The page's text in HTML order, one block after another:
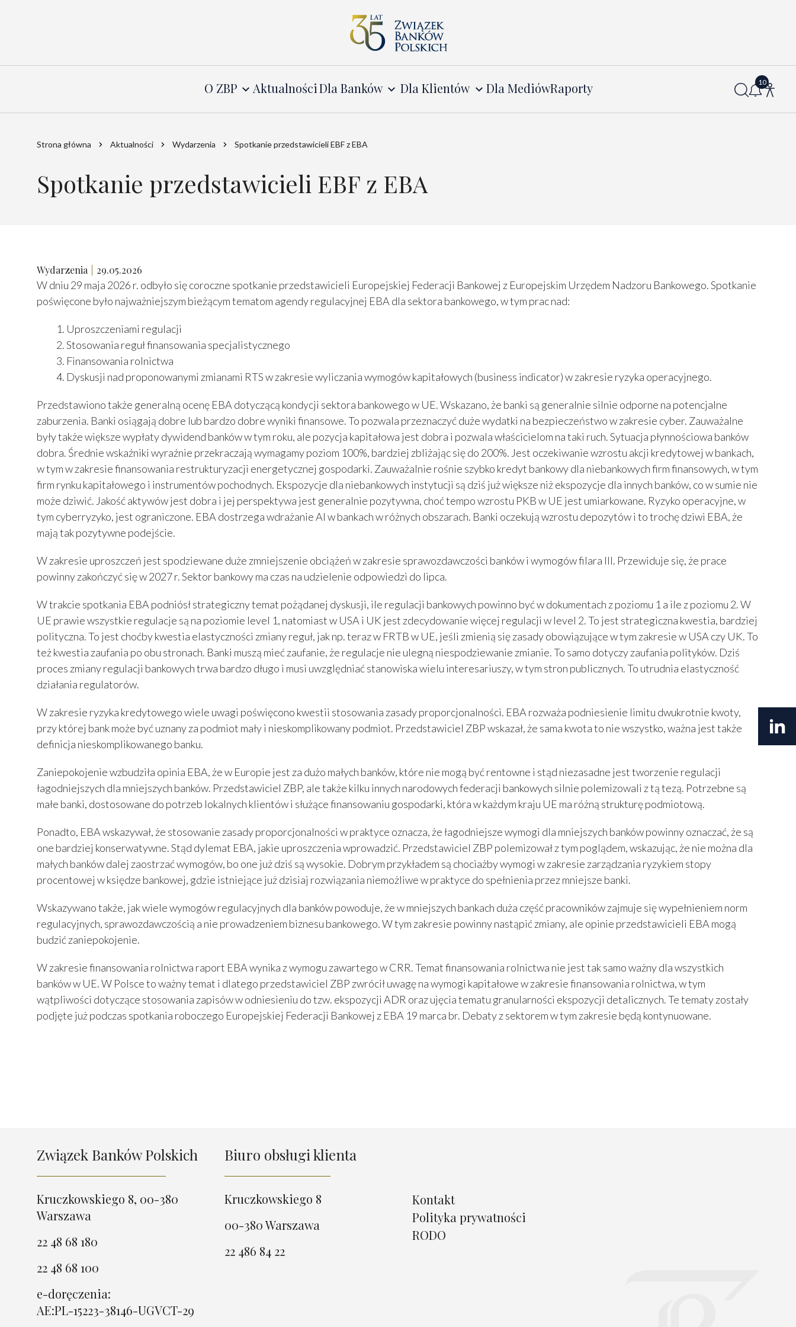
O ZBP AktualnościDla Banków Dla Klientów Dla MediówRaporty
Strona główna Aktualności Wydarzenia Spotkanie przedstawicieli EBF z EBA
Spotkanie przedstawicieli EBF z EBA
Wydarzenia 29.05.2026
W dniu 29 maja 2026 r. odbyło się coroczne spotkanie przedstawicieli Europejskiej Federacji Bankowej z Europejskim Urzędem Nadzoru Bankowego. Spotkanie
poświęcone było najważniejszym bieżącym tematom agendy regulacyjnej EBA dla sektora bankowego, w tym prac nad:
Uproszczeniami regulacji
Stosowania reguł finansowania specjalistycznego
Finansowania rolnictwa
Dyskusji nad proponowanymi zmianami RTS w zakresie wyliczania wymogów kapitałowych (business indicator) w zakresie ryzyka operacyjnego.
Przedstawiono także generalną ocenę EBA dotyczącą kondycji sektora bankowego w UE. Wskazano, że banki są generalnie silnie odporne na potencjalne
zaburzenia. Banki osiągają dobre lub bardzo dobre wyniki finansowe. To pozwala przeznaczyć duże wydatki na bezpieczeństwo w zakresie cyber. Zauważalne
były także większe wypłaty dywidend banków w tym roku, ale pozycja kapitałowa jest dobra i pozwala właścicielom na taki ruch. Sytuacja płynnościowa banków
dobra. Średnie wskaźniki wyraźnie przekraczają wymagamy poziom 100%, bardziej zbliżając się do 200%. Jest oczekiwanie wzrostu akcji kredytowej w bankach,
w tym w zakresie finansowania restrukturyzacji energetycznej gospodarki. Zauważalnie rośnie szybko kredyt bankowy dla niebankowych firm finansowych, w tym
firm rynku kapitałowego i instrumentów pochodnych. Ekspozycje dla niebankowych instytucji są dziś już większe niż ekspozycje dla innych banków, co w sumie nie
może dziwić. Jakość aktywów jest dobra i jej perspektywa jest generalnie pozytywna, choć tempo wzrostu PKB w UE jest umiarkowane. Ryzyko operacyjne, w
tym cyberryzyko, jest ograniczone. EBA dostrzega wdrażanie AI w bankach w różnych obszarach. Banki oczekują wzrostu depozytów i to trochę dziwi EBA, że
mają tak pozytywne podejście.
W zakresie uproszczeń jest spodziewane duże zmniejszenie obciążeń w zakresie sprawozdawczości banków i wymogów filara III. Przewiduje się, że prace
powinny zakończyć się w 2027 r. Sektor bankowy ma czas na udzielenie odpowiedzi do lipca.
W trakcie spotkania EBA podniósł strategiczny temat pożądanej dyskusji, ile regulacji bankowych powinno być w dokumentach z poziomu 1 a ile z poziomu 2. W
UE prawie wszystkie regulacje są na poziomie level 1, natomiast w USA i UK jest zdecydowanie więcej regulacji w level 2. To jest strategiczna kwestia, bardziej
polityczna. To jest choćby kwestia elastyczności zmiany reguł, jak np. teraz w FRTB w UE, jeśli zmienią się zasady obowiązujące w tym zakresie w USA czy UK. To
też kwestia zaufania po obu stronach. Banki muszą mieć zaufanie, że regulacje nie ulegną niespodziewanie zmianie. To samo dotyczy zaufania polityków. Dziś
proces zmiany regulacji bankowych trwa bardzo długo i musi uwzględniać stanowiska wielu interesariuszy, w tym stron publicznych. To utrudnia elastyczność
działania regulatorów.
W zakresie ryzyka kredytowego wiele uwagi poświęcono kwestii stosowania zasady proporcjonalności. EBA rozważa podniesienie limitu dwukrotnie kwoty,
przy której bank może być uznany za podmiot mały i nieskomplikowany podmiot. Przedstawiciel ZBP wskazał, że sama kwota to nie wszystko, ważna jest także
definicja nieskomplikowanego banku.
Zaniepokojenie wzbudziła opinia EBA, że w Europie jest za dużo małych banków, które nie mogą być rentowne i stąd niezasadne jest tworzenie regulacji
łagodniejszych dla mniejszych banków. Przedstawiciel ZBP, ale także kilku innych narodowych federacji bankowych silnie polemizowali z tą tezą. Potrzebne są
małe banki, dostosowane do potrzeb lokalnych klientów i służące finansowaniu gospodarki, która w każdym kraju UE ma różną strukturę podmiotową.
Ponadto, EBA wskazywał, że stosowanie zasady proporcjonalności w praktyce oznacza, że łagodniejsze wymogi dla mniejszych banków powinny oznaczać, że są
one bardziej konserwatywne. Stąd dylemat EBA, jakie uproszczenia wprowadzić. Przedstawiciel ZBP polemizował z tym poglądem, wskazując, że nie można dla
małych banków dalej zaostrzać wymogów, bo one już dziś są wysokie. Dobrym przykładem są chociażby wymogi w zakresie zarządzania ryzykiem stopy
procentowej w księdze bankowej, gdzie istniejące już dzisiaj rozwiązania niemożliwe w praktyce do spełnienia przez mniejsze banki.
Wskazywano także, jak wiele wymogów regulacyjnych dla banków powoduje, że w mniejszych bankach duża część pracowników zajmuje się wypełnieniem norm
regulacyjnych, sprawozdawczością a nie prowadzeniem biznesu bankowego. W tym zakresie powinny nastąpić zmiany, ale opinie przedstawicieli EBA mogą
budzić zaniepokojenie.
W zakresie finansowania rolnictwa raport EBA wynika z wymogu zawartego w CRR. Temat finansowania rolnictwa nie jest tak samo ważny dla wszystkich
banków w UE. W Polsce to ważny temat i dlatego przedstawiciel ZBP zwrócił uwagę na wymogi kapitałowe w zakresie finansowania rolnictwa, w tym
wątpliwości dotyczące stosowania zapisów w odniesieniu do tzw. ekspozycji ADR oraz ujęcia tematu granularności ekspozycji detalicznych. Te tematy zostały
podjęte już podczas spotkania roboczego Europejskiej Federacji Bankowej z EBA 19 marca br. Debaty z sektorem w tym zakresie będą kontynuowane.
Związek Banków Polskich
Kruczkowskiego 8, 00-380
Warszawa
22 48 68 180
22 48 68 100
e-doręczenia:
AE:PL-15223-38146-UGVCT-29
Biuro obsługi klienta
Kruczkowskiego 8
00-380 Warszawa
22 486 84 22
Kontakt
Polityka prywatności
RODO